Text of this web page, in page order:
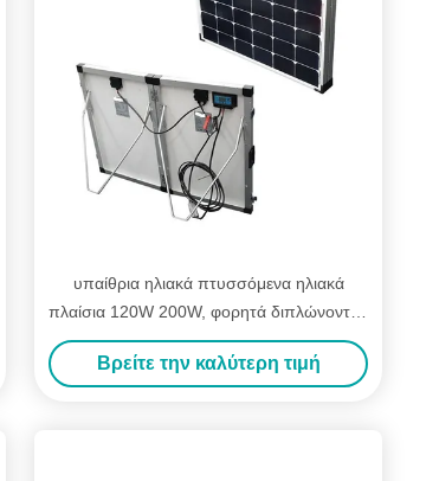
υπαίθρια ηλιακά πτυσσόμενα ηλιακά
πλαίσια 120W 200W, φορητά διπλώνοντας
ηλιακά πλαίσια για τη στρατοπέδευση
Βρείτε την καλύτερη τιμή